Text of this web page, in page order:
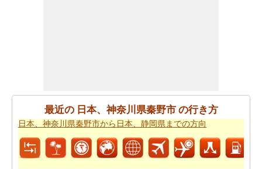
あなたの旅行を計画するために単一のビューで上記のす
べての情報が必要ですか。日本、神奈川県秦野市から日
本、千葉県松戸市までの旅行方法をチェックしてくださ
い。日本、神奈川県秦野市から日本、千葉県松戸市まで
の自分がより良いあなたの旅行を計画するのに役立ちま
最近の 日本、神奈川県秦野市 の行き方
日本、神奈川県秦野市から日本、静岡県までの方向